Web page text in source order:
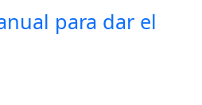
para dar el